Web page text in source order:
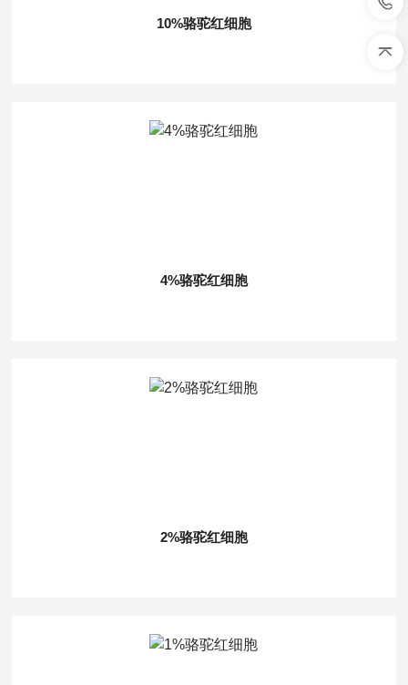
10%骆驼红细胞
4%骆驼红细胞
2%骆驼红细胞